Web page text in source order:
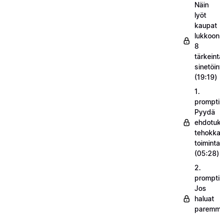
Näin
lyöt
kaupat
8
(19:19)
1.
Pyydä
(05:28)
2.
Jos
haluat